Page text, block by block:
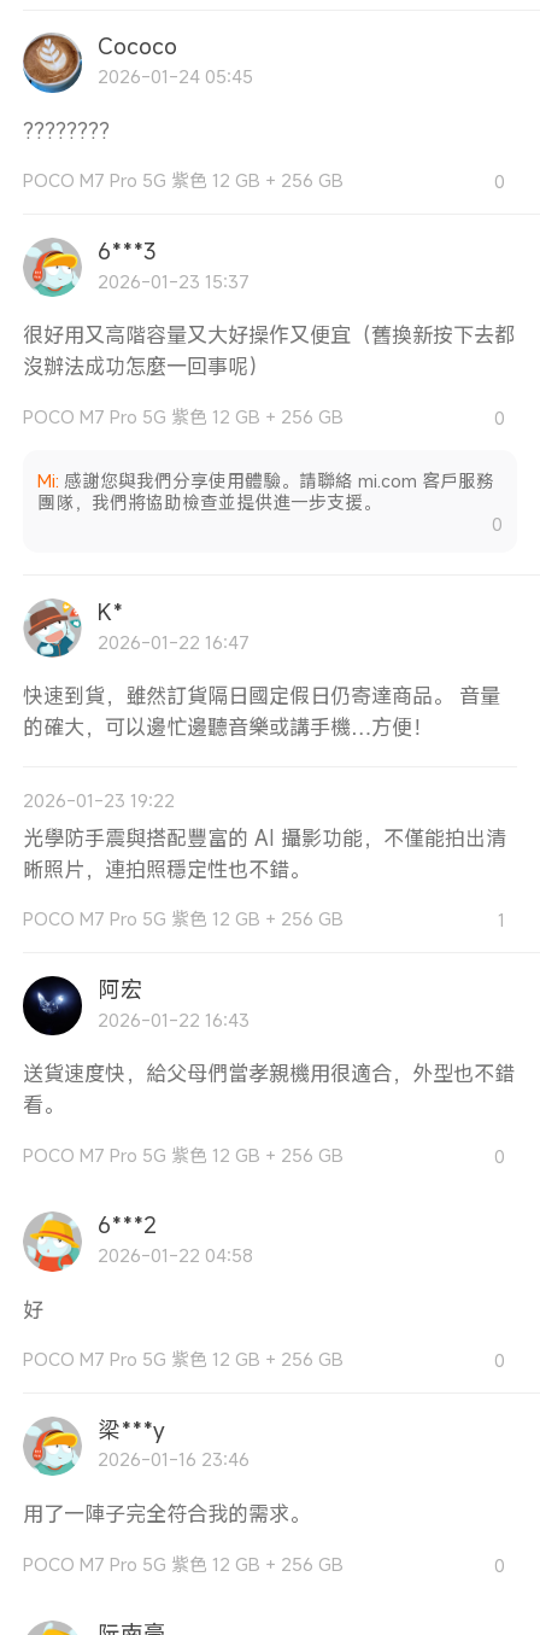
Cococo
2026-01-24 05:45
????????
POCO M7 Pro 5G 紫色 12 GB + 256 GB 0
6***3
2026-01-23 15:37
很好用又高階容量又大好操作又便宜（舊換新按下去都
沒辦法成功怎麼一回事呢）
POCO M7 Pro 5G 紫色 12 GB + 256 GB 0
Mi: 感謝您與我們分享使用體驗。請聯絡 mi.com 客戶服務
團隊，我們將協助檢查並提供進一步支援。
0
K*
2026-01-22 16:47
快速到貨，雖然訂貨隔日國定假日仍寄達商品。 音量
的確大，可以邊忙邊聽音樂或講手機…方便！
2026-01-23 19:22
光學防手震與搭配豐富的 AI 攝影功能，不僅能拍出清
晰照片，連拍照穩定性也不錯。
POCO M7 Pro 5G 紫色 12 GB + 256 GB 1
阿宏
2026-01-22 16:43
送貨速度快，給父母們當孝親機用很適合，外型也不錯
看。
POCO M7 Pro 5G 紫色 12 GB + 256 GB 0
6***2
2026-01-22 04:58
好
POCO M7 Pro 5G 紫色 12 GB + 256 GB 0
梁***y
2026-01-16 23:46
用了一陣子完全符合我的需求。
POCO M7 Pro 5G 紫色 12 GB + 256 GB 0